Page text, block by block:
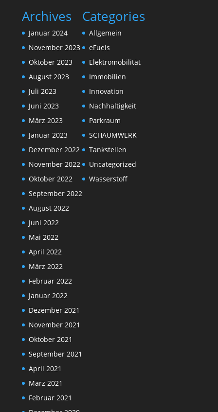
Archives
Januar 2024
November 2023
Oktober 2023
August 2023
Juli 2023
Juni 2023
März 2023
Januar 2023
Dezember 2022
November 2022
Oktober 2022
September 2022
August 2022
Juni 2022
Mai 2022
April 2022
März 2022
Februar 2022
Januar 2022
Dezember 2021
November 2021
Oktober 2021
September 2021
April 2021
März 2021
Februar 2021
Categories
Allgemein
eFuels
Elektromobilität
Immobilien
Innovation
Nachhaltigkeit
Parkraum
SCHAUMWERK
Tankstellen
Uncategorized
Wasserstoff